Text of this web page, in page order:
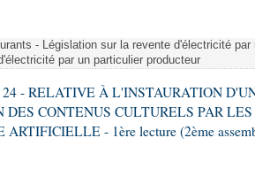
- Législation sur la revente d'électricité
par un particulier producteur
24 - RELATIVE À L'INSTAURATION
CONTENUS CULTURELS PAR LES
- 1ère lecture (2ème